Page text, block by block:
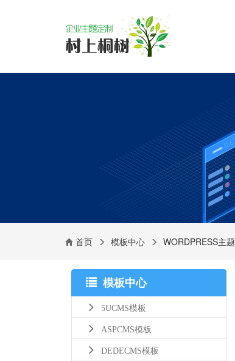
首页 模板中心 WORDPRESS主题
模板中心
5UCMS模板
ASPCMS模板
DEDECMS模板